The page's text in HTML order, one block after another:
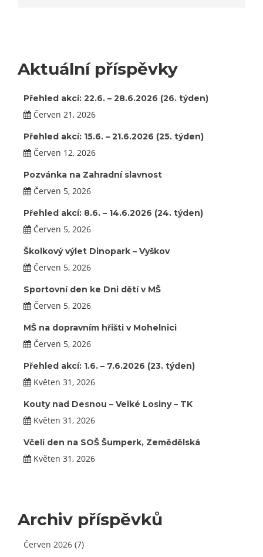
Aktuální příspěvky
Přehled akcí: 22.6. – 28.6.2026 (26. týden)
Červen 21, 2026
Přehled akcí: 15.6. – 21.6.2026 (25. týden)
Červen 12, 2026
Pozvánka na Zahradní slavnost
Červen 5, 2026
Přehled akcí: 8.6. – 14.6.2026 (24. týden)
Červen 5, 2026
Školkový výlet Dinopark – Vyškov
Červen 5, 2026
Sportovní den ke Dni dětí v MŠ
Červen 5, 2026
MŠ na dopravním hřišti v Mohelnici
Červen 5, 2026
Přehled akcí: 1.6. – 7.6.2026 (23. týden)
Květen 31, 2026
Kouty nad Desnou – Velké Losiny – TK
Květen 31, 2026
Včelí den na SOŠ Šumperk, Zemědělská
Květen 31, 2026
Archiv příspěvků
Červen 2026 (7)